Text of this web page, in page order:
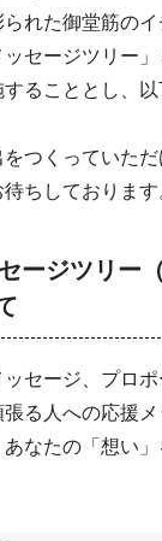
られた御堂筋の
ッセージツリー
ることとし、
つくっていただ
ちしております
ージツリー
セージ、プロポ
る人への応援
なたの「想い